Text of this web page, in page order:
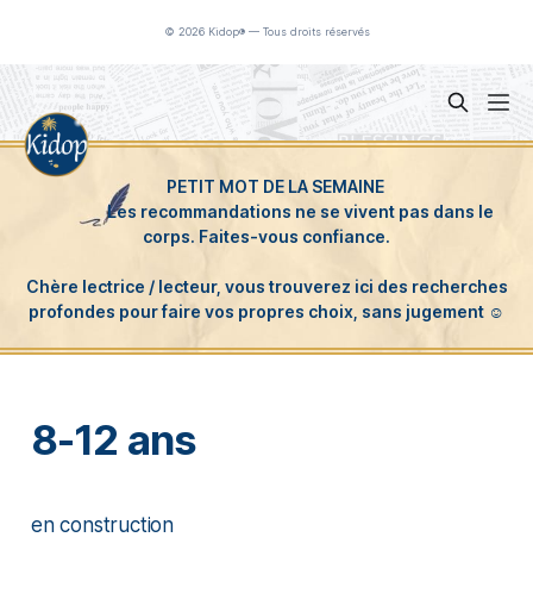
© 2026 Kidop® — Tous droits réservés
8-12 ans
en construction